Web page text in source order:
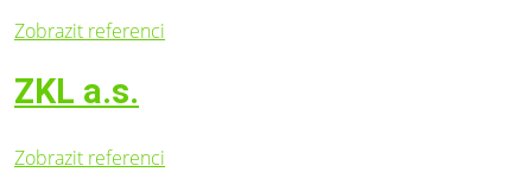
Zobrazit referenci
ZKL a.s.
Zobrazit referenci